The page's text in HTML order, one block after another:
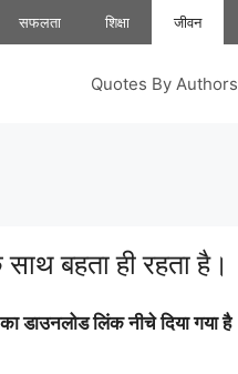
सफलता शिक्षा जीवन
Quotes By Authors
बहता ही रहता है।
डाउनलोड लिंक नीचे दिया गया है